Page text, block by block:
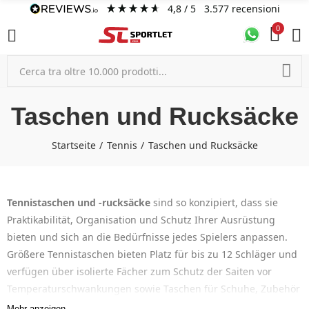
4,8/ 5 3.577 recensioni
0
Taschen und Rucksäcke
Startseite Tennis Taschen und Rucksäcke
Tennistaschen und -rucksäcke sind so konzipiert, dass sie
Praktikabilität, Organisation und Schutz Ihrer Ausrüstung
bieten und sich an die Bedürfnisse jedes Spielers anpassen.
Größere Tennistaschen bieten Platz für bis zu 12 Schläger und
verfügen über isolierte Fächer zum Schutz der Saiten vor
Temperaturschwankungen sowie Taschen für Schuhe, Zubehör
und persönliche Gegenstände. Tennisrucksäcke sind kompakt